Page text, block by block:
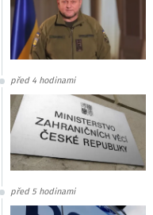
před 4 hodinami
před 5 hodinami